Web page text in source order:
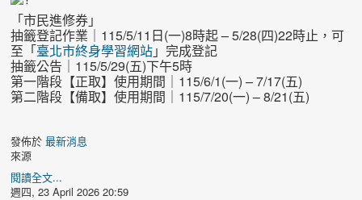
「市民進修券」
抽籤登記作業｜115/5/11日(一)8時起 – 5/28(四)22時止，可
至「臺北市終身學習網站」完成登記
抽籤公告｜115/5/29(五)下午5時
第一階段【正取】使用期間｜115/6/1(一) – 7/17(五)
第二階段【備取】使用期間｜115/7/20(一) – 8/21(五)
發佈於 最新消息
來源
閱讀全文...
週四, 23 April 2026 20:59